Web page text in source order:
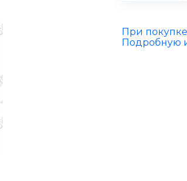
При покупке
Подробную